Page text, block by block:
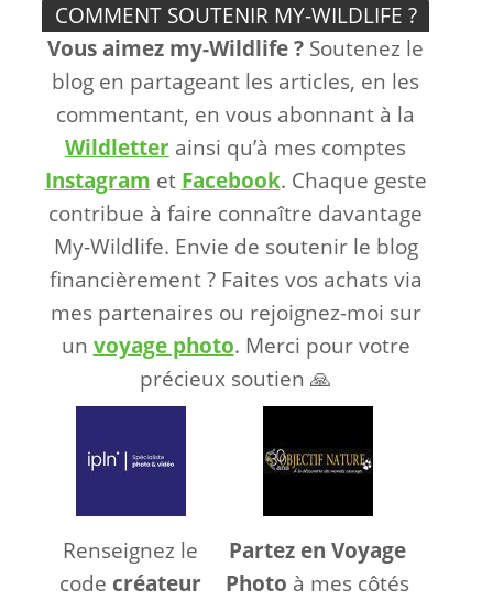
COMMENT SOUTENIR MY-WILDLIFE ?
Vous aimez my-Wildlife ? Soutenez le
blog en partageant les articles, en les
commentant, en vous abonnant à la
Wildletter ainsi qu’à mes comptes
Instagram et Facebook. Chaque geste
contribue à faire connaître davantage
My-Wildlife. Envie de soutenir le blog
financièrement ? Faites vos achats via
mes partenaires ou rejoignez-moi sur
un voyage photo. Merci pour votre
précieux soutien 🙏
Renseignez le
code créateur
Partez en Voyage
Photo à mes côtés